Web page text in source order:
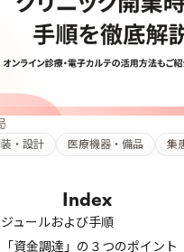
・設計 医療機器・備品 集
Index
ュールおよび手順
資金調達」の３つのポイント